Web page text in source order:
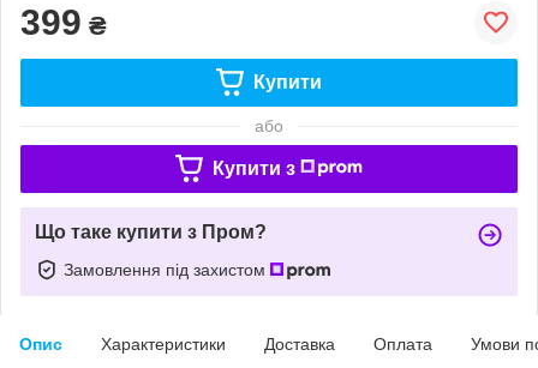
399 ₴
Купити
або
Купити з
Що таке купити з Пром?
Замовлення під захистом
Опис Характеристики Доставка Оплата Умови